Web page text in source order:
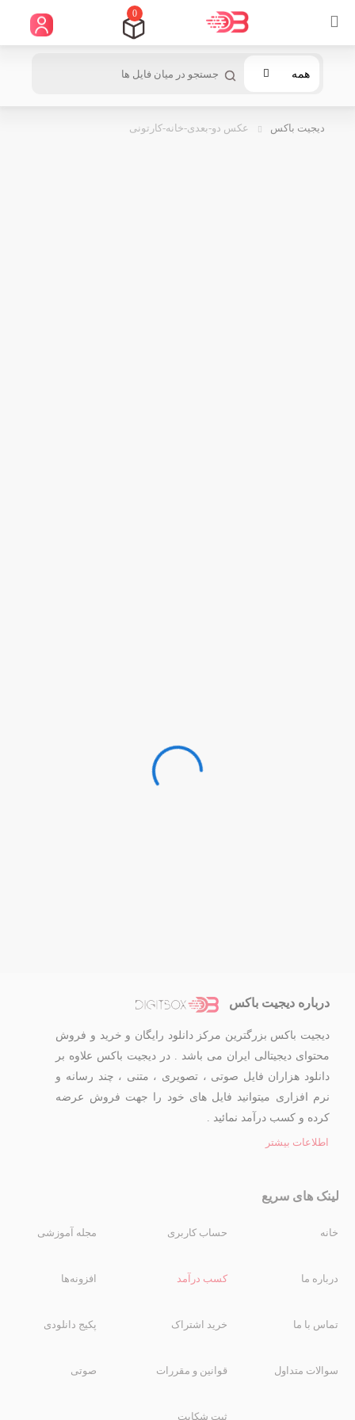
0
همه
دیجیت باکس عکس دو-بعدی-خانه-کارتونی
درباره دیجیت باکس
دیجیت باکس بزرگترین مرکز دانلود رایگان و خرید و فروش
محتوای دیجیتالی ایران می باشد . در دیجیت باکس علاوه بر
دانلود هزاران فایل صوتی ، تصویری ، متنی ، چند رسانه و
نرم افزاری میتوانید فایل های خود را جهت فروش عرضه
کرده و کسب درآمد نمائید .
اطلاعات بیشتر
لینک های سریع
خانه
درباره ما
تماس با ما
سوالات متداول
حساب کاربری
کسب درآمد
خرید اشتراک
قوانین و مقررات
ثبت شکایت
مجله آموزشی
افزونه‌ها
پکیج دانلودی
صوتی